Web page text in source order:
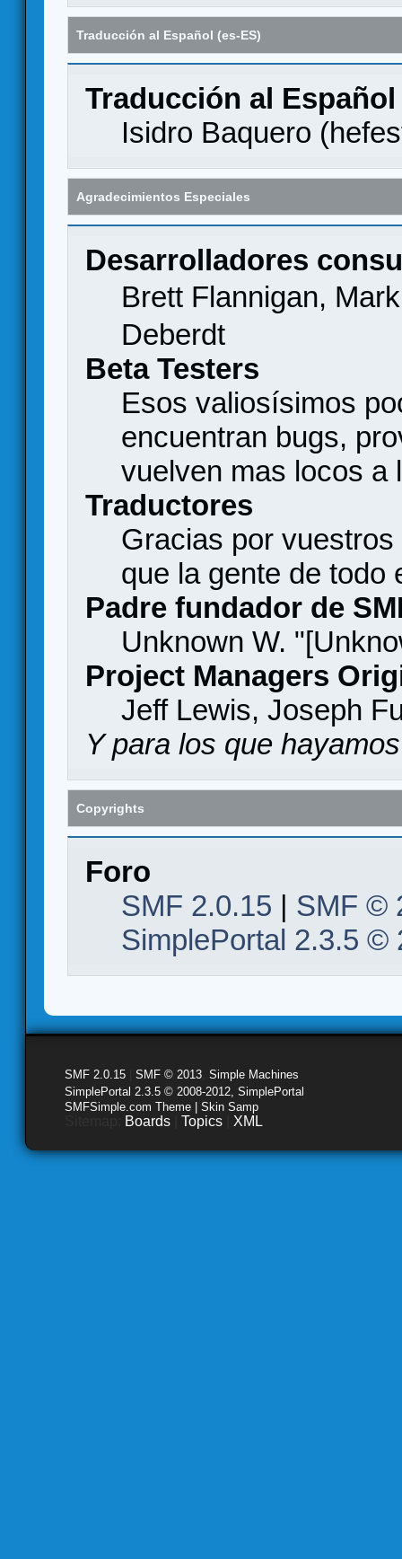
Traducción al Español (es-ES)
Traducción al Español
Isidro Baquero (
Agradecimientos Especiales
Desarrolladores
Brett Flannigan,
Deberdt
Beta Testers
Esos valiosísimos
encuentran bugs,
vuelven mas locos a
Traductores
Gracias por
que la gente de todo
Padre fundador de
Unknown W.
Project Managers
Jeff Lewis, Joseph
Y para los que
Copyrights
Foro
SMF 2.0.15 | SMF ©
SimplePortal 2.3.5 ©
SMF 2.0.15 SMF © 2013 Simple Machines
SimplePortal 2.3.5 © 2008-2012, SimplePortal
SMFSimple.com Theme | Skin Samp
Boards Topics XML